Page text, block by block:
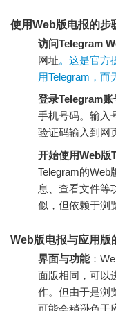
使用Web版电报的步
访问Telegram
网址。这是官方
用Telegram，而
登录Telegram账
手机号码。输入
验证码输入到网
开始使用Web版
Telegram的Web
息、查看文件等
似，但依赖于浏
Web版电报与应用版
界面与功能：
面版相同，可以
作。但由于是浏
可能会稍逊色于